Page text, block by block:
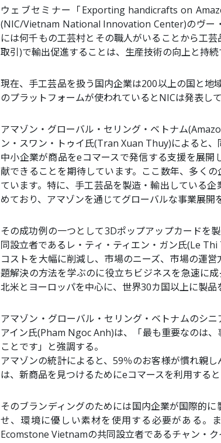
ウェブセミナー「Exporting handicrafts on
(NIC/Vietnam National Innovation Center)のヴー
には何千もの工芸村とその職人がいることから工
取引)で輸出促進することは、生産技術の向上と持続
現在、手工芸品を扱う国内企業は200以上の国と
のプラットフォームが使われているとNICは発表して
アマゾン・グローバル・セリング・ベトナム
ン・スワン・トゥイ氏(Tran Xuan Thuy)によると
中小企業が商品をeコマースで発信する支援を展
献できることを期待しています。ここ数年、多く
ています。特に、手工芸品を製造・輸出している
めており、アマゾンを通じてグローバルな事業展開
その成功例の一つとして3Dポップアップカードを
同設立者であるレ・ティ・ティエン・ガン氏(Le
コストを大幅に削減し、市場のニーズ、市場の運
題解決の方法を学ぶのに役立ちビジネスを急速に
北米とヨーロッパを中心に、世界30カ国以上に製品
アマゾン・グローバル・セリング・ベトナムのシ
アイン氏(Pham Ngoc Anh)は、「最も重要なのは
ことです」と強調する。
アマゾンの統計によると、59％のお客様が慣れ親
は、新商品を見つけるためにeコマースを利用すると
そのブランディングのためには国内企業が国際的
せ、環境に優しい素材を使用する必要がある。
Ecomstone Vietnamの共同設立者であるチャン・